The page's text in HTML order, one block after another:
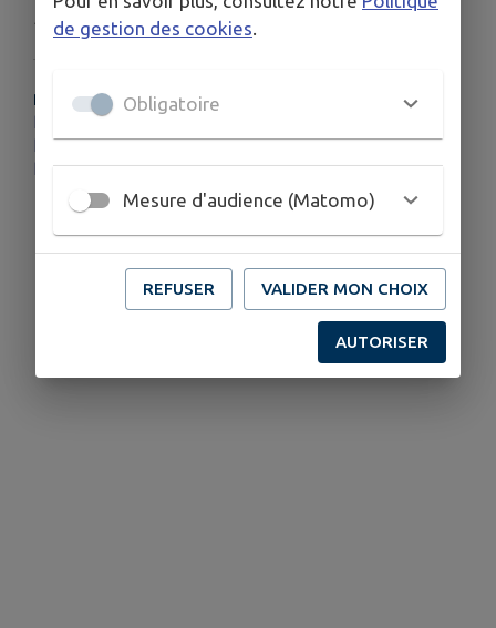
Publié par Séverine
PLUS D'INFORMATIONS
de gestion des cookies
Obligatoire
Mesure d'audience (Matomo)
REFUSER VALIDER MON CHOIX
AUTORISER